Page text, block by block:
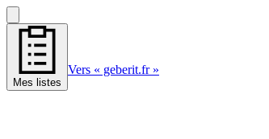
Mes listes
Vers « geberit.fr »